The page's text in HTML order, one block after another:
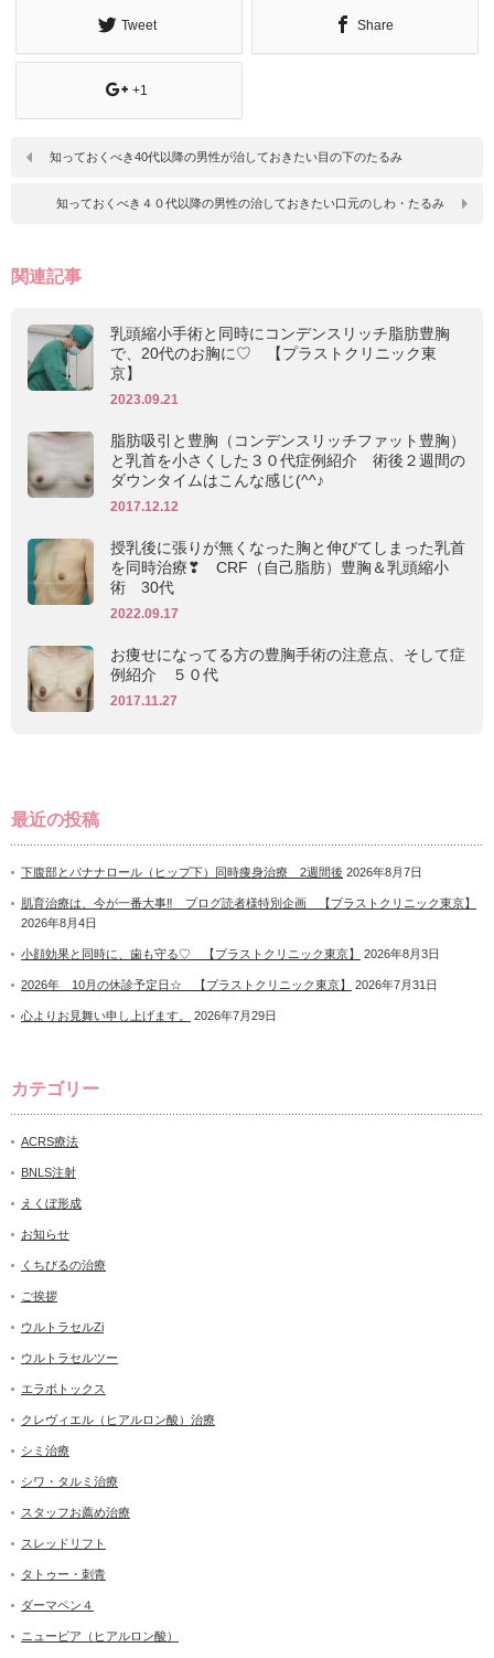
Tweet Share
+1
知っておくべき40代以降の男性が治しておきたい目の下のたるみ
知っておくべき４０代以降の男性の治しておきたい口元のしわ・たるみ
関連記事
乳頭縮小手術と同時にコンデンスリッチ脂肪豊胸
で、20代のお胸に♡ 【プラストクリニック東
京】
2023.09.21
脂肪吸引と豊胸（コンデンスリッチファット豊胸）
と乳首を小さくした３０代症例紹介 術後２週間の
ダウンタイムはこんな感じ(^^♪
2017.12.12
授乳後に張りが無くなった胸と伸びてしまった乳首
を同時治療❣ CRF（自己脂肪）豊胸＆乳頭縮小
術 30代
2022.09.17
お痩せになってる方の豊胸手術の注意点、そして症
例紹介 ５０代
2017.11.27
最近の投稿
下腹部とバナナロール（ヒップ下）同時痩身治療 2週間後 2026年8月7日
肌育治療は、今が一番大事‼ ブログ読者様特別企画 【プラストクリニック東京】
2026年8月4日
小顔効果と同時に、歯も守る♡ 【プラストクリニック東京】 2026年8月3日
2026年 10月の休診予定日☆ 【プラストクリニック東京】 2026年7月31日
心よりお見舞い申し上げます。 2026年7月29日
カテゴリー
ACRS療法
BNLS注射
えくぼ形成
お知らせ
くちびるの治療
ご挨拶
ウルトラセルZi
ウルトラセルツー
エラボトックス
クレヴィエル（ヒアルロン酸）治療
シミ治療
シワ・タルミ治療
スタッフお薦め治療
スレッドリフト
タトゥー・刺青
ダーマペン４
ニュービア（ヒアルロン酸）